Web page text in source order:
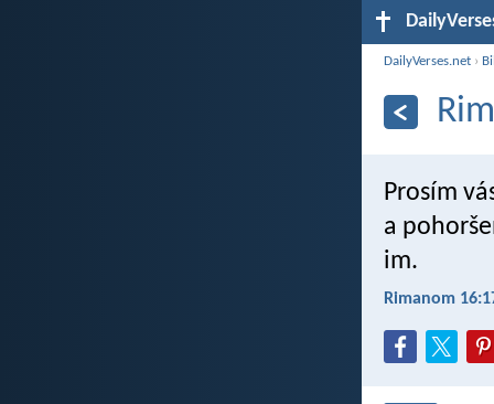
DailyVerses.net ›
Prosím
a
im.
Rimanom